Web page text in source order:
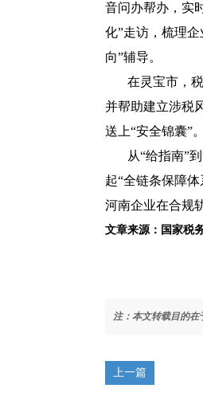
音问办帮办，实
化”走访，梳理
向”辅导。
在灵宝市，
并帮助建立涉税
送上“安全锦囊”。
从“给指南”
起“全链条保障
河南企业在合规
文章来源：国家税
注：本文转载目的在
上一篇